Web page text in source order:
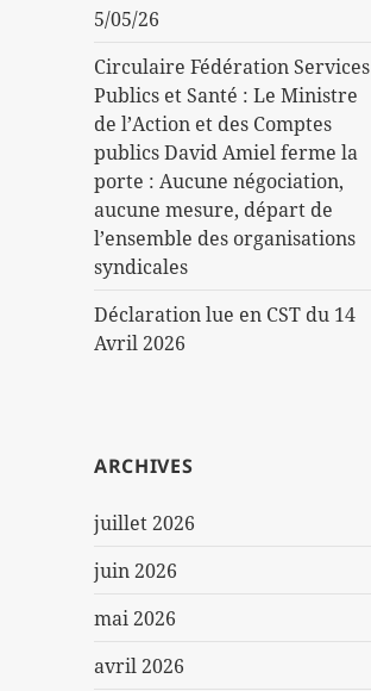
5/05/26
Circulaire Fédération Services
Publics et Santé : Le Ministre
de l’Action et des Comptes
publics David Amiel ferme la
porte : Aucune négociation,
aucune mesure, départ de
l’ensemble des organisations
syndicales
Déclaration lue en CST du 14
Avril 2026
ARCHIVES
juillet 2026
juin 2026
mai 2026
avril 2026